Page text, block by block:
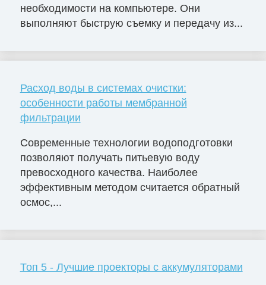
необходимости на компьютере. Они
выполняют быструю съемку и передачу из...
Расход воды в системах очистки:
особенности работы мембранной
фильтрации
Современные технологии водоподготовки
позволяют получать питьевую воду
превосходного качества. Наиболее
эффективным методом считается обратный
осмос,...
Топ 5 - Лучшие проекторы с аккумуляторами